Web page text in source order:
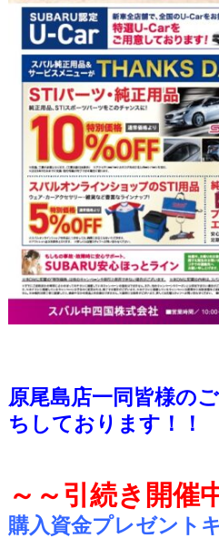
原尾島店一同皆様の
ちしております！！
～～引続き開催
購入資金プレゼント